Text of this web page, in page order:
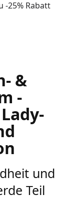
-25% Rabatt
&
-
und
Teil